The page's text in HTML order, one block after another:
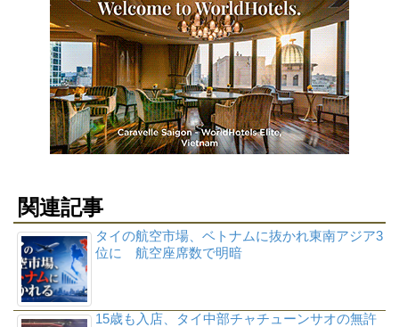
関連記事
タイの航空市場、ベトナムに抜かれ東南アジア3
位に 航空座席数で明暗
15歳も入店、タイ中部チャチューンサオの無許